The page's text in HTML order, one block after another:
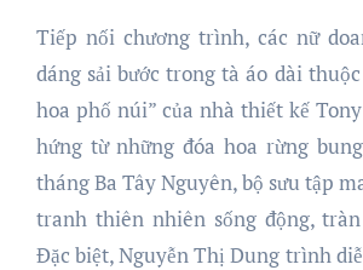
Tiếp nối chương trình, các nữ
dáng sải bước trong tà áo dài thuộc
hoa phố núi” của nhà thiết kế
hứng từ những đóa hoa rừng
tháng Ba Tây Nguyên, bộ sưu tập
tranh thiên nhiên sống động,
Đặc biệt, Nguyễn Thị Dung trình